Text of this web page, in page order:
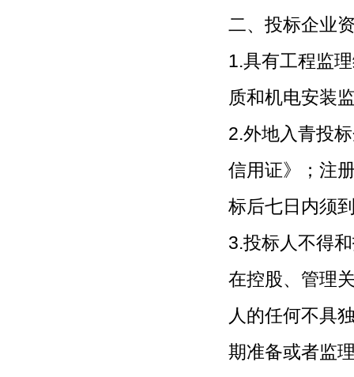
二、投标企业
1.具有工程监
质和机电安装
2.外地入青投
信用证》；注
标后七日内须
3.投标人不得
在控股、管理
人的任何不具
期准备或者监